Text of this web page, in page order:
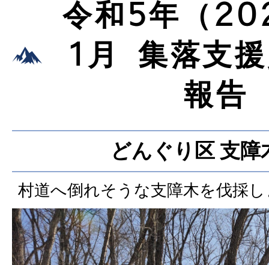
令和5年（
1月 集落支
報告
どんぐり区 支障
村道へ倒れそうな支障木を伐採